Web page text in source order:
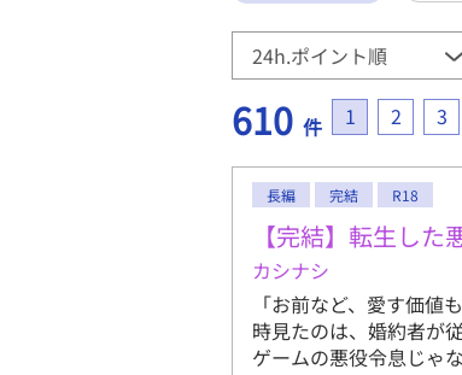
610 件 1 2 3
長編 完結 R18
【完結】転生し
カシナシ
「お前など、愛す価値
時見たのは、婚約者が
ゲームの悪役令息じゃ